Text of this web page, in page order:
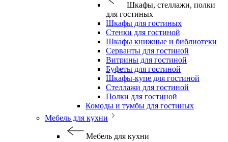
Шкафы, стеллажи, полки
для гостиных
Шкафы для гостиных
Стенки для гостиной
Шкафы книжные и библиотеки
Серванты для гостиной
Витрины для гостиной
Буфеты для гостиной
Шкафы-купе для гостиной
Стеллажи для гостиной
Полки для гостиной
Комоды и тумбы для гостиных
Мебель для кухни
Мебель для кухни